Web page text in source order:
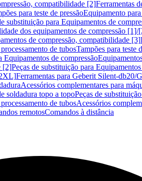
compatibilidade [2]Ferramentas
para teste de pressãoEquipamento
substituição para Equipamentos de
dos equipamentos de compressão [1]/
de compressão, compatibilidade [3]
de tubosTampões para teste
Equipamentos de compressão
[2]Peças de substituição para
Ferramentas para Geberit Silent-db20/
Acessórios complementares para
soldadura topo a topoPeças de
de tubosAcessórios
remotosComandos à distância